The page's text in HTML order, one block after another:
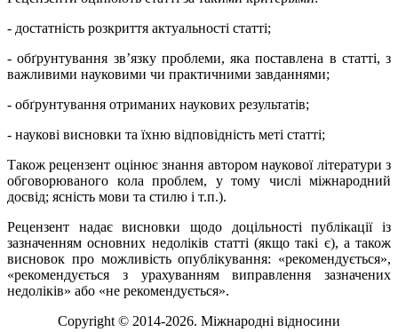
- достатність розкриття актуальності статті;
- обґрунтування зв’язку проблеми, яка поставлена в статті, з
важливими науковими чи практичними завданнями;
- обґрунтування отриманих наукових результатів;
- наукові висновки та їхню відповідність меті статті;
Також рецензент оцінює знання автором наукової літератури з
обговорюваного кола проблем, у тому числі міжнародний
досвід; ясність мови та стилю і т.п.).
Рецензент надає висновки щодо доцільності публікації із
зазначенням основних недоліків статті (якщо такі є), а також
висновок про можливість опублікування: «рекомендується»,
«рекомендується з урахуванням виправлення зазначених
недоліків» або «не рекомендується».
Copyright © 2014-2026. Міжнародні відносини